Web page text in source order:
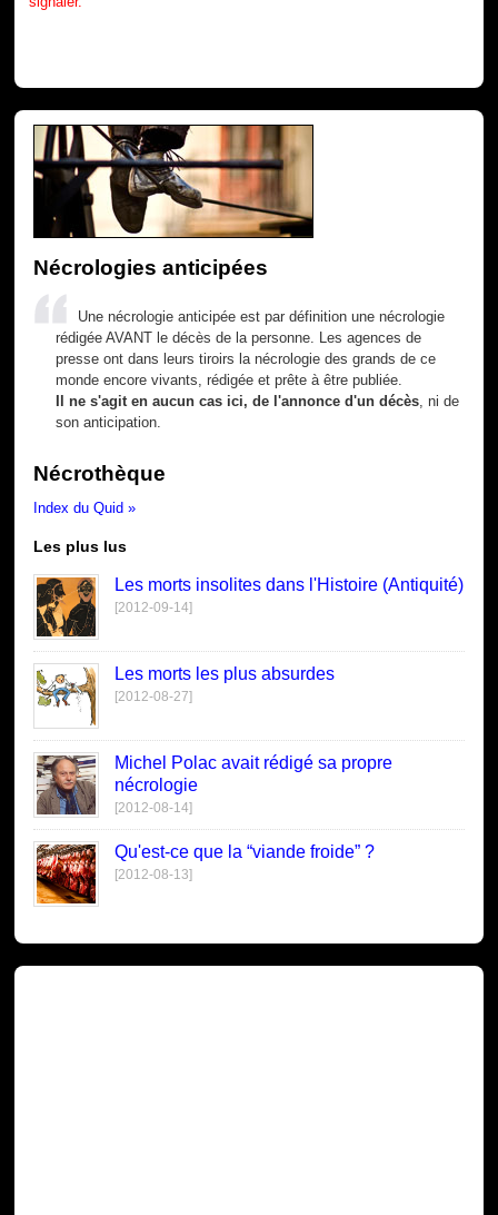
Nécrologies anticipées
Une nécrologie anticipée est par définition une nécrologie
rédigée AVANT le décès de la personne. Les agences de
presse ont dans leurs tiroirs la nécrologie des grands de ce
monde encore vivants, rédigée et prête à être publiée.
Il ne s'agit en aucun cas ici, de l'annonce d'un décès , ni de
son anticipation.
Nécrothèque
Index du Quid »
Les plus lus
Les morts insolites dans l'Histoire (Antiquité)
[2012-09-14]
Les morts les plus absurdes
[2012-08-27]
Michel Polac avait rédigé sa propre
nécrologie
[2012-08-14]
Qu'est-ce que la “viande froide” ?
[2012-08-13]